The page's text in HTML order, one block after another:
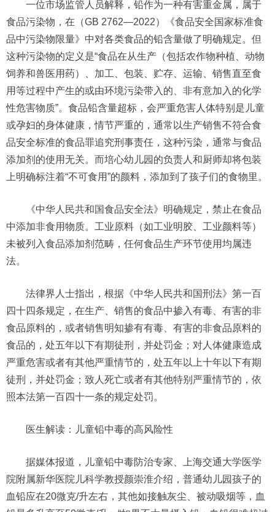
一位市场监管人员解释，铅作为一种有害重金属，属于
食品污染物，在（GB 2762—2022）《食品安全国家标准食
品中污染物限量》中对各类食品的铅含量做了明确规定。但
这种污染物的定义是“食品在从生产（包括农作物种植、动物
饲养和兽医用药）、加工、包装、贮存、运输、销售直至食
用等过程中产生的或由环境污染带入的、非有意加入的化学
性危害物质”。食品铅含量超标，会严重危害人体特别是儿童
或孕妇的身体健康，情节严重的，通常以生产销售不符合食
品安全标准的食品罪追究刑事责任，这种污染，通常与食品
添加剂的使用无关。而培心幼儿园的负责人和厨师却将包装
上明确标注着“不可食用”的颜料，添加到了孩子们的食物里。
《中华人民共和国食品安全法》明确规定，禁止在食品
中添加非食用物质。工业原料（如工业明胶、工业颜料等）
未被列入食品添加剂范畴，任何食品生产环节使用均属违
法。
法律界人士指出，根据《中华人民共和国刑法》第一百
四十四条规定，在生产、销售的食品中掺入有毒、有害的非
食品原料的，或者销售明知掺有有毒、有害的非食品原料的
食品的，处五年以下有期徒刑，并处罚金；对人体健康造成
严重危害或者有其他严重情节的，处五年以上十年以下有期
徒刑，并处罚金；致人死亡或者有其他特别严重情节的，依
照本法第一百四十一条的规定处罚。
医生解读：儿童铅中毒的高风险性
据媒体报道，儿童铅中毒防治专家、上海交通大学医学
院附属新华医院儿科学教授颜崇淮介绍，普通幼儿园孩子的
血铅应在20微克/升左右，其他如接触灰尘、被动吸烟等，血